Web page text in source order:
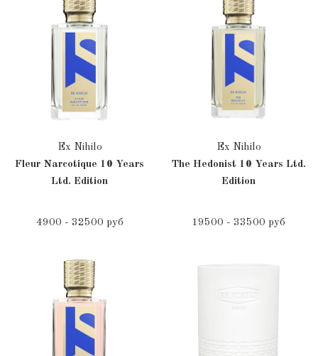
Ex Nihilo
Fleur Narcotique 10 Years
Ltd. Edition
4900 - 32500 руб
Ex Nihilo
The Hedonist 10 Years Ltd.
Edition
19500 - 33500 руб